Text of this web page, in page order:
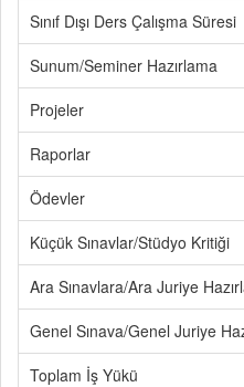
Sınıf Dışı Ders Çalışma Süresi
Sunum/Seminer Hazırlama
Projeler
Raporlar
Ödevler
Küçük Sınavlar/Stüdyo Kritiği
Ara Sınavlara/Ara Juriye
Genel Sınava/Genel Juriye
Toplam İş Yükü